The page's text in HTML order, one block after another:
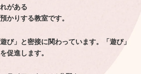
がある
かりする教室です。
び」と密接に関わっています。「遊び」
促進します。